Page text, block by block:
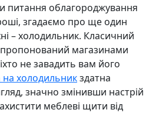
питання облагороджування
згадаємо про ще один
– холодильник. Класичний
магазинами
не завадить вам його
на холодильникздатна
значно змінивши настрій
меблеві щити від